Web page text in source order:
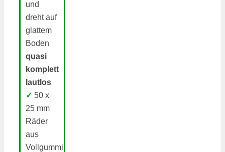
und
dreht auf
glattem
Boden
quasi
komplett
lautlos
✓ 50 x
25 mm
Räder
aus
Vollgummi